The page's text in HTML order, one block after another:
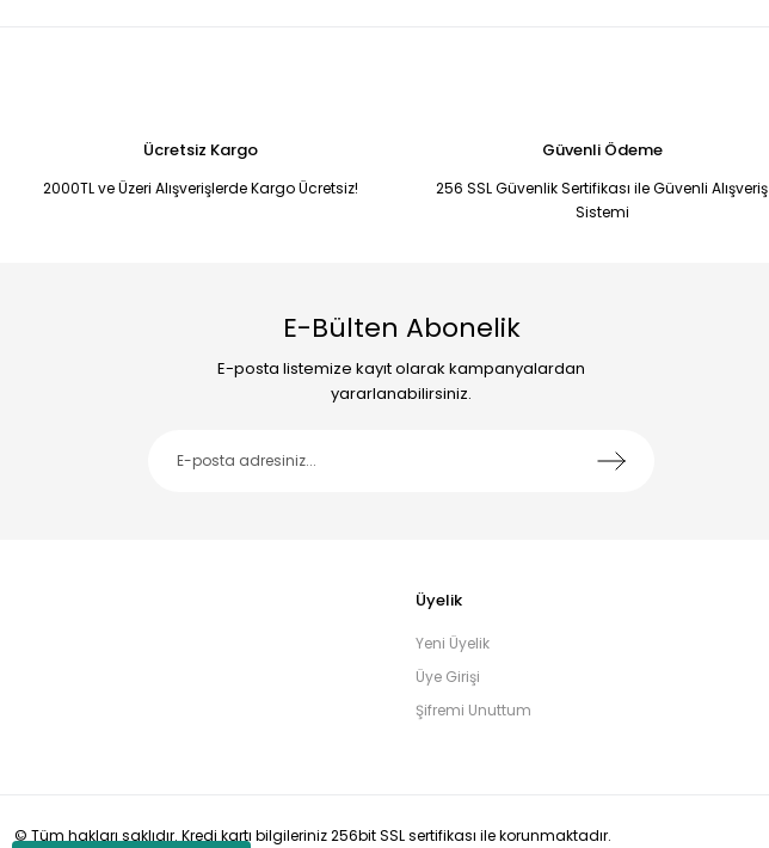
Ücretsiz Kargo
2000TL ve Üzeri Alışverişlerde Kargo Ücretsiz!
Güvenli Ödeme
256 SSL Güvenlik Sertifikası ile Güvenli Alışveriş
Sistemi
E-Bülten Abonelik
E-posta listemize kayıt olarak kampanyalardan
yararlanabilirsiniz.
Üyelik
Yeni Üyelik
Üye Girişi
Şifremi Unuttum
© Tüm hakları saklıdır. Kredi kartı bilgileriniz 256bit SSL sertifikası ile korunmaktadır.